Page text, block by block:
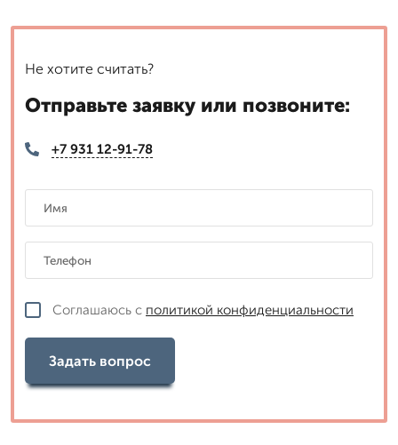
Не хотите считать?
Отправьте заявку или позвоните:
+7 931 12-91-78
Соглашаюсь с политикой конфиденциальности
Задать вопрос